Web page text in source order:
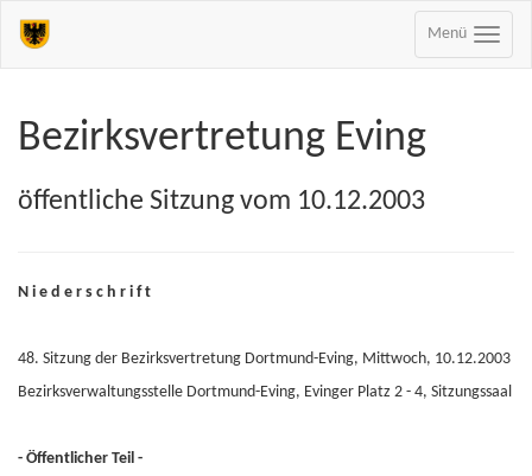
Menü
Bezirksvertretung Eving
öffentliche Sitzung vom 10.12.2003
N i e d e r s c h r i f t
48. Sitzung der Bezirksvertretung Dortmund-Eving, Mittwoch, 10.12.2003
Bezirksverwaltungsstelle Dortmund-Eving, Evinger Platz 2 - 4, Sitzungssaal
- Öffentlicher Teil -